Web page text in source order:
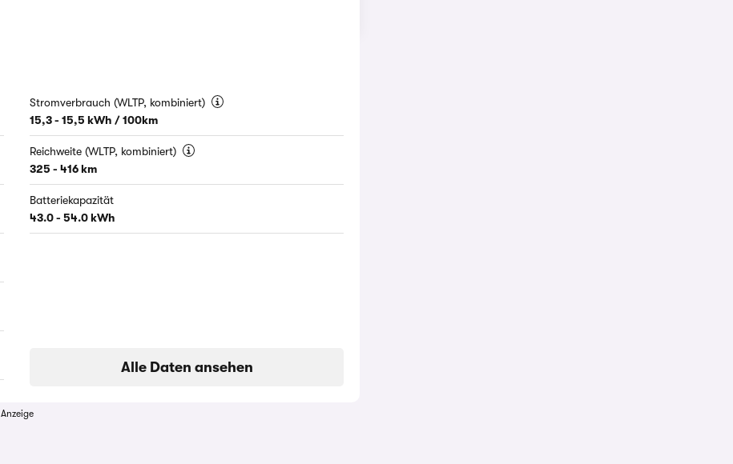
Stromverbrauch (WLTP, kombiniert)
15,3 - 15,5 kWh / 100km
Reichweite (WLTP, kombiniert)
325 - 416 km
Batteriekapazität
43.0 - 54.0 kWh
Alle Daten ansehen
Anzeige